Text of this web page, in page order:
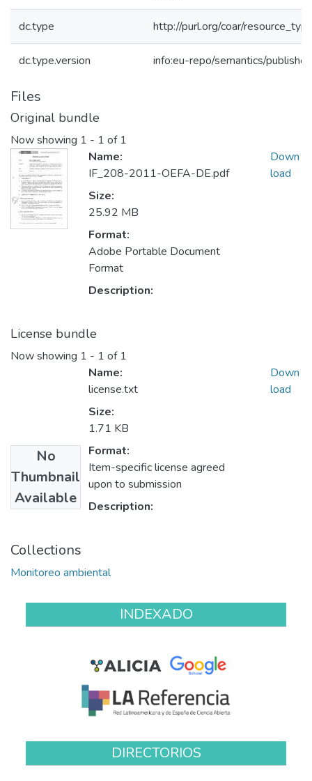
dc.type http://purl.org/coar/
dc.type.version info:eu-repo/semantics/
Files
Original bundle
Now showing 1 - 1 of 1
Name:
IF_208-2011-OEFA-DE.pdf
Size:
25.92 MB
Format:
Adobe Portable Document
Format
Description:
Down
load
License bundle
Now showing 1 - 1 of 1
No
Thumbnail
Available
Name:
license.txt
Size:
1.71 KB
Format:
Item-specific license agreed
upon to submission
Description:
Down
load
Collections
Monitoreo ambiental
INDEXADO
DIRECTORIOS